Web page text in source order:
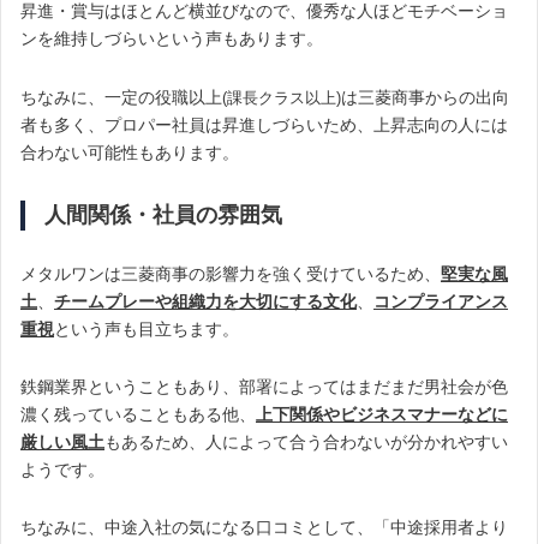
昇進・賞与はほとんど横並びなので、優秀な人ほどモチベーショ
ンを維持しづらいという声もあります。
ちなみに、一定の役職以上(課長クラス以上)は三菱商事からの出向
者も多く、プロパー社員は昇進しづらいため、上昇志向の人には
合わない可能性もあります。
人間関係・社員の雰囲気
メタルワンは三菱商事の影響力を強く受けているため、 堅実な風
土
チームプレーや組織力を大切にする文化、
コンプライアンス
重視という声も目立ちます。
鉄鋼業界ということもあり、部署によってはまだまだ男社会が色
濃く残っていることもある他、
上下関係やビジネスマナーなどに
厳しい風土もあるため、人によって合う合わないが分かれやすい
ようです。
ちなみに、中途入社の気になる口コミとして、「中途採用者より